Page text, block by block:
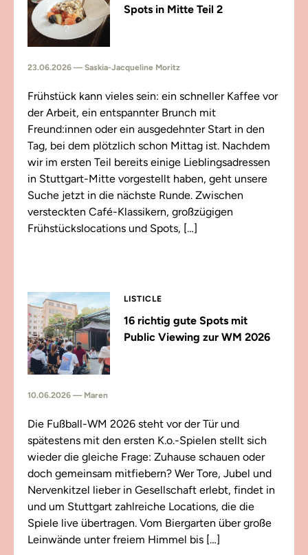
Spots in Mitte Teil 2
23.06.2026 — Saskia-Jacqueline Moritz
Frühstück kann vieles sein: ein schneller Kaffee vor
der Arbeit, ein entspannter Brunch mit
Freund:innen oder ein ausgedehnter Start in den
Tag, bei dem plötzlich schon Mittag ist. Nachdem
wir im ersten Teil bereits einige Lieblingsadressen
in Stuttgart-Mitte vorgestellt haben, geht unsere
Suche jetzt in die nächste Runde. Zwischen
versteckten Café-Klassikern, großzügigen
Frühstückslocations und Spots, […]
LISTICLE
16 richtig gute Spots mit
Public Viewing zur WM 2026
10.06.2026 — Maren
Die Fußball-WM 2026 steht vor der Tür und
spätestens mit den ersten K.o.-Spielen stellt sich
wieder die gleiche Frage: Zuhause schauen oder
doch gemeinsam mitfiebern? Wer Tore, Jubel und
Nervenkitzel lieber in Gesellschaft erlebt, findet in
und um Stuttgart zahlreiche Locations, die die
Spiele live übertragen. Vom Biergarten über große
Leinwände unter freiem Himmel bis […]